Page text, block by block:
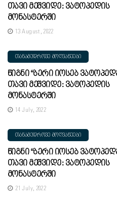
Თავი Მეშვიდე: Ვატოპედის
Მონასტერში
13 August, 2022
ᲗᲐᲜᲐᲛᲔᲓᲠᲝᲕᲔ ᲛᲝᲦᲕᲐᲬᲔᲔᲑᲘ
Წიგნი “ბერი Იოსებ
Თავი Მეშვიდე: Ვატოპედის
Მონასტერში
14 July, 2022
ᲗᲐᲜᲐᲛᲔᲓᲠᲝᲕᲔ ᲛᲝᲦᲕᲐᲬᲔᲔᲑᲘ
Წიგნი “ბერი Იოსებ
Თავი Მეშვიდე: Ვატოპედის
Მონასტერში
21 July, 2022